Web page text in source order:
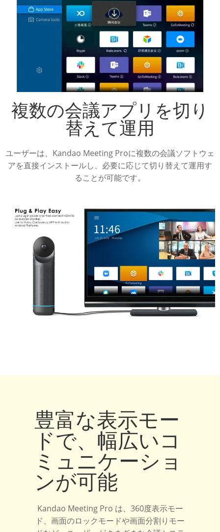
複数の会議アプリを切り
替えて運用
ユーザーは、Kandao Meeting Proに複数の会議ソフトウェ
アを直接インストールし、必要に応じて切り替えて運用す
ることが可能です。
豊富な表示モー
ドで、幅広いコ
ミュニケーショ
ンが可能
Kandao Meeting Pro は、360度表示モー
ド、画面のロックモードや画面分割りモー